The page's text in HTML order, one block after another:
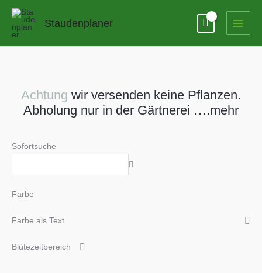
Zum
springen
Staudenplaner
Achtung wir versenden keine Pflanzen.
Abholung nur in der Gärtnerei ….mehr
Sofortsuche
Farbe
Farbe als Text
Blütezeitbereich